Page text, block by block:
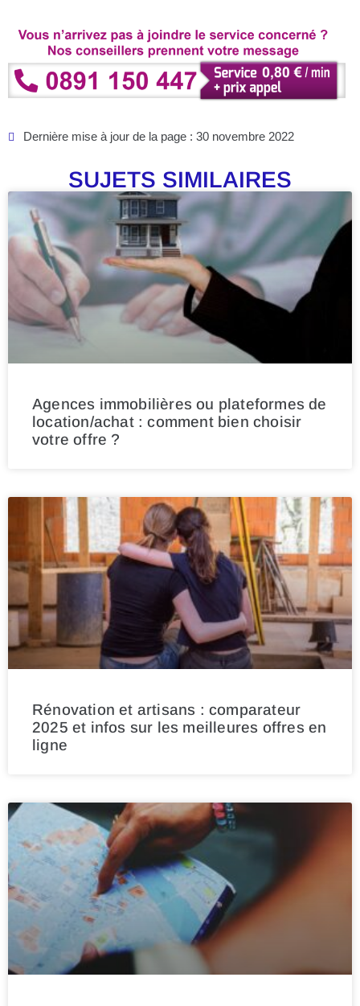
Dernière mise à jour de la page : 30 novembre 2022
SUJETS SIMILAIRES
Agences immobilières ou plateformes de
location/achat : comment bien choisir
votre offre ?
Rénovation et artisans : comparateur
2025 et infos sur les meilleures offres en
ligne